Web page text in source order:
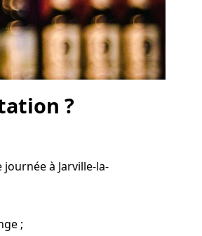
?
à Jarville-la-
;